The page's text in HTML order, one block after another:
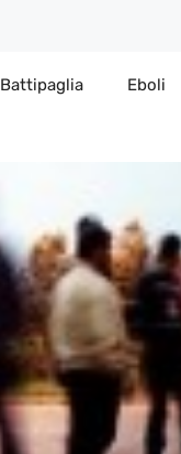
Battipaglia Eboli